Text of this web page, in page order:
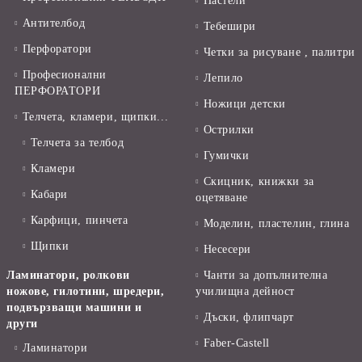
Антителбод
Перфоратори
Професионални
ПЕРФОРАТОРИ
Телчета, кламери, щипки...
Телчета за телбод
Кламери
Кабари
Карфици, пинчета
Щипки
Ламинатори, ролкови
ножове, гилотини, шредери,
подвързващи машини и
други
Ламинатори
Тебешири
Четки за рисуване , палитри
Лепило
Ножици детски
Острилки
Гумички
Скицник, книжки за
оцетяване
Моделин, пластелин, глина
Несесери
Чанти за допълнителна
училищна дейност
Дъски, флипчарт
Faber-Castell